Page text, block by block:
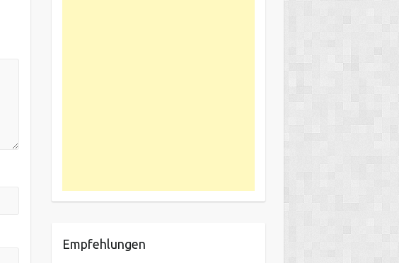
Empfehlungen